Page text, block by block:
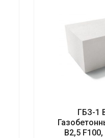
ГБЗ-1
B2,5